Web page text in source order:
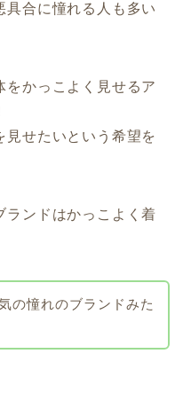
具合に憧れる人も多い
をかっこよく見せるア
見せたいという希望を
ランドはかっこよく着
の憧れのブランドみた